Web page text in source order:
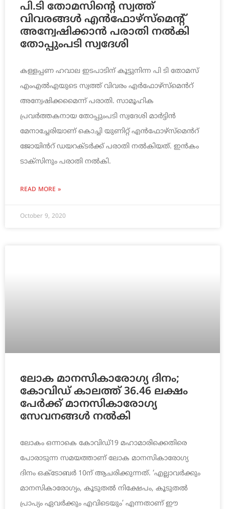
പി.ടി തോമസിന്റെ സ്വത്ത്
വിവരങ്ങൾ എൻഫോഴ്സ്മെന്റ്
അന്വേഷിക്കാന്‍ പരാതി നല്‍കി
തോപ്പുംപടി സ്വദേശി
കള്ളപ്പണ ഹവാല ഇടപാടിന് കൂട്ടുനിന്ന പി ടി തോമസ്‌
എംഎൽഎയുടെ സ്വത്ത്‌ വിവരം എർഫോഴ്‌സ്‌മെൻറ്‌
അന്വേഷിക്കമൈന്ന്‌ പരാതി. സാമൂഹിക
പ്രവർത്തകനായ തോപ്പുംപടി സ്വദേശി മാർട്ടിൻ
മേനാച്ചേരിയാണ്‌ കൊച്ചി യുണിറ്റ്‌ എൻഫോഴ്‌സ്‌മെൻറ്‌
ജോയിൻറ്‌ ഡയറക്‌ടർക്ക്‌ പരാതി നൽകിയത്‌. ഇൻകം
ടാക്‌സിനും പരാതി നൽകി.
READ MORE »
October 9, 2020
ലോക മാനസികാരോഗ്യ ദിനം;
കോവിഡ് കാലത്ത് 36.46 ലക്ഷം
പേര്‍ക്ക് മാനസികാരോഗ്യ
സേവനങ്ങള്‍ നല്‍കി
ലോകം ഒന്നാകെ കോവിഡ്19 മഹാമാരിക്കെതിരെ
പോരാടുന്ന സമയത്താണ് ലോക മാനസികാരോഗ്യ
ദിനം ഒക്‌ടോബര്‍ 10ന് ആചരിക്കുന്നത്. ‘എല്ലാവര്‍ക്കും
മാനസികാരോഗ്യം, കൂടുതല്‍ നിക്ഷേപം, കൂടുതല്‍
പ്രാപ്യം ഏവര്‍ക്കും എവിടെയും’ എന്നതാണ് ഈ